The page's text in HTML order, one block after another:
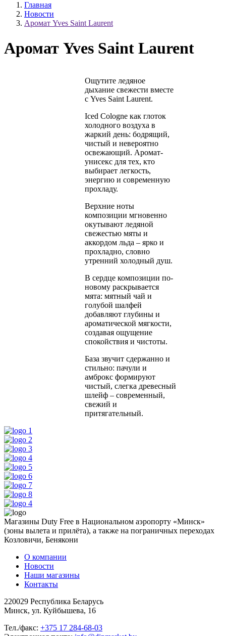
Главная
Новости
Аромат Yves Saint Laurent
Аромат Yves Saint Laurent
Ощутите ледяное
дыхание свежести вместе
с Yves Saint Laurent.
Iced Cologne как глоток
холодного воздуха в
жаркий день: бодрящий,
чистый и невероятно
освежающий. Аромат-
унисекс для тех, кто
выбирает легкость,
энергию и современную
прохладу.
Верхние ноты
композиции мгновенно
окутывают ледяной
свежестью мяты и
аккордом льда – ярко и
прохладно, словно
утренний холодный душ.
В сердце композиции по-
новому раскрывается
мята: мятный чай и
голубой шалфей
добавляют глубины и
ароматической мягкости,
создавая ощущение
спокойствия и чистоты.
База звучит сдержанно и
стильно: пачули и
амброкс формируют
чистый, слегка древесный
шлейф – современный,
свежий и
притягательный.
Магазины Duty Free в Национальном аэропорту «Минск»
(зоны вылета и прилёта), а также на пограничных переходах
Козловичи, Бенякони
О компании
Новости
Наши магазины
Контакты
220029 Республика Беларусь
Минск, ул. Куйбышева, 16
Тел./факс: +375 17 284-68-03